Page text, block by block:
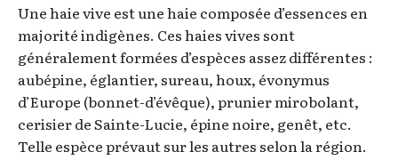
Une haie vive est une haie composée d’essences en
majorité indigènes. Ces haies vives sont
généralement formées d’espèces assez différentes :
aubépine, églantier, sureau, houx, évonymus
d’Europe (bonnet-d’évêque), prunier mirobolant,
cerisier de Sainte-Lucie, épine noire, genêt, etc.
Telle espèce prévaut sur les autres selon la région.